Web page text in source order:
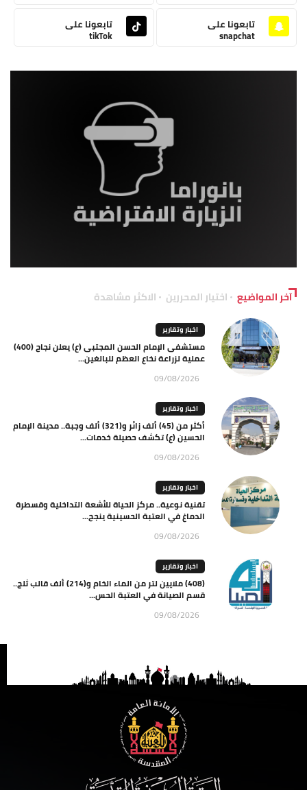
تابعونا على
snapchat
تابعونا على
tikTok
آخر المواضيع اختيار المحررين الاكثر مشاهدة
اخبار وتقارير
مستشفى الإمام الحسن المجتبى (ع) يعلن نجاح (400)
عملية لزراعة نخاع العظم للبالغين...
09/08/2026
اخبار وتقارير
أكثر من (45) ألف زائر و(321) ألف وجبة.. مدينة الإمام
الحسين (ع) تكشف حصيلة خدمات...
09/08/2026
اخبار وتقارير
تقنية نوعية.. مركز الحياة للأشعة التداخلية وقسطرة
الدماغ في العتبة الحسينية ينجح...
09/08/2026
اخبار وتقارير
(408) ملايين لتر من الماء الخام و(214) ألف قالب ثلج..
قسم الصيانة في العتبة الحس...
09/08/2026